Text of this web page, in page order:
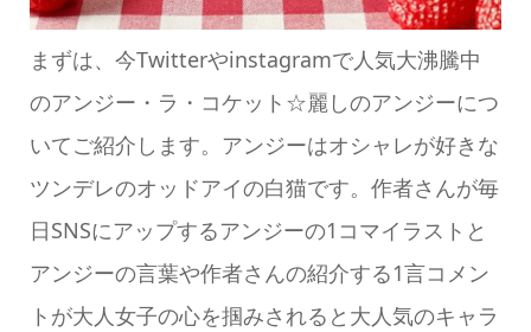
まずは、今Twitterやinstagramで人気大沸騰中
のアンジー・ラ・コケット☆麗しのアンジーにつ
いてご紹介します。アンジーはオシャレが好きな
ツンデレのオッドアイの白猫です。作者さんが毎
日SNSにアップするアンジーの1コマイラストと
アンジーの言葉や作者さんの紹介する1言コメン
トが大人女子の心を掴みされると大人気のキャラ